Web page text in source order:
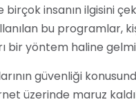
birçok insanın ilgisini
bu programlar,
bir yöntem haline
güvenliği
üzerinde maruz